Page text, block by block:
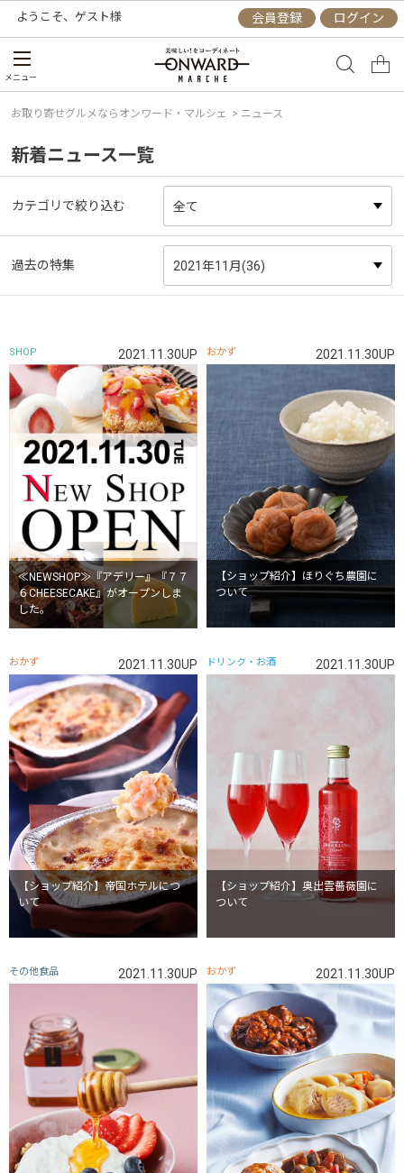
ようこそ、 ゲスト様 会員登録 ログイン
メニュー
お取り寄せグルメならオンワード・マルシェ > ニュース
新着ニュース一覧
カテゴリで絞り込む
過去の特集
≪NEWSHOP≫『アデリー』『７７
６CHEESECAKE』がオープンしま
した。
SHOP 2021.11.30UP
【ショップ紹介】ほりぐち農園に
ついて
おかず 2021.11.30UP
【ショップ紹介】帝国ホテルにつ
いて
おかず 2021.11.30UP
【ショップ紹介】奥出雲薔薇園に
ついて
ドリンク・お酒 2021.11.30UP
その他食品 2021.11.30UP おかず 2021.11.30UP